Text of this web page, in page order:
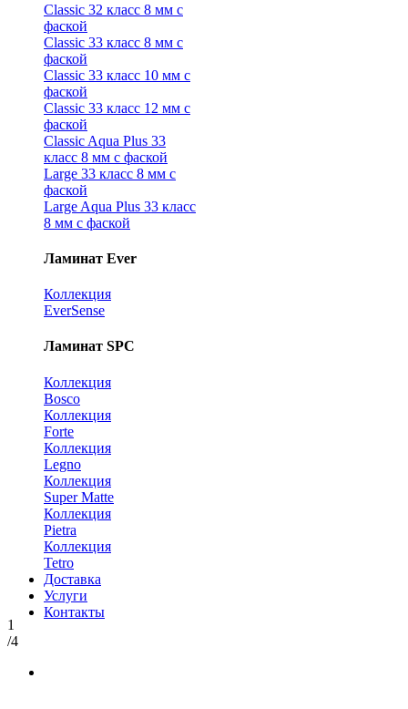
Classic 32 класс 8 мм с
фаской
Classic 33 класс 8 мм с
фаской
Classic 33 класс 10 мм с
фаской
Classic 33 класс 12 мм с
фаской
Classic Aqua Plus 33
класс 8 мм с фаской
Large 33 класс 8 мм с
фаской
Large Aqua Plus 33 класс
8 мм с фаской
Ламинат Ever
Коллекция
EverSense
Ламинат SPC
Коллекция
Bosco
Коллекция
Forte
Коллекция
Legno
Коллекция
Super Matte
Коллекция
Pietra
Коллекция
Tetro
Доставка
Услуги
Контакты
1
/4